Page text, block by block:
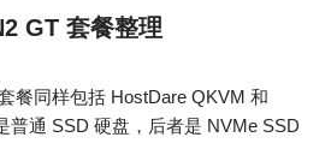
GT 套餐整理
餐同样包括 HostDare QKVM 和
普通 SSD 硬盘，后者是 NVMe SSD